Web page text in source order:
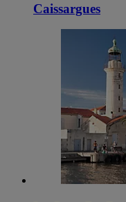
Caissargues